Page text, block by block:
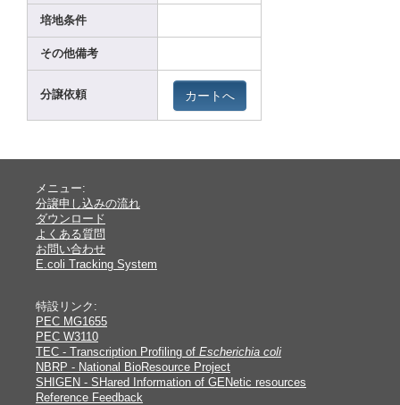
培地条件
その他備考
分譲依頼 カートへ
メニュー:
分譲申し込みの流れ
ダウンロード
よくある質問
お問い合わせ
E.coli Tracking System
特設リンク:
PEC MG1655
PEC W3110
TEC - Transcription Profiling of Escherichia coli
NBRP - National BioResource Project
SHIGEN - SHared Information of GENetic resources
Reference Feedback